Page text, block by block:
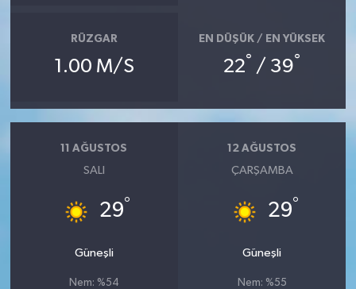
RÜZGAR
1.00 M/S
EN DÜŞÜK / EN YÜKSEK
22° / 39°
11 AĞUSTOS
SALI
29°
Güneşli
Nem: %54
12 AĞUSTOS
ÇARŞAMBA
29°
Güneşli
Nem: %55